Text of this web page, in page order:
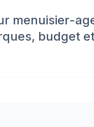
menuisier-
budget